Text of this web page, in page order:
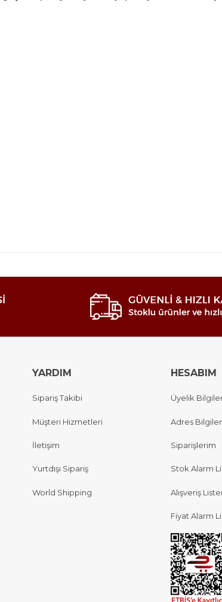
YARDIM
Sipariş Takibi
Müşteri Hizmetleri
İletişim
Yurtdışı Sipariş
World Shipping
HESABIM
Üyelik
Adres
Siparişlerim
Stok Alarm
Alışveriş
Fiyat Alarm